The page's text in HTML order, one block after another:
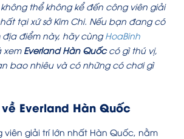
thể không kể đến công viên giải
tại xứ sở Kim Chi. Nếu bạn đang có
địa điểm này, hãy cùngHoaBinh
xem Everland Hàn Quốccó gì thú vị,
bao nhiêu và có những có chơi gì
Everland Hàn Quốc
viên giải trí lớn nhất Hàn Quốc, nằm